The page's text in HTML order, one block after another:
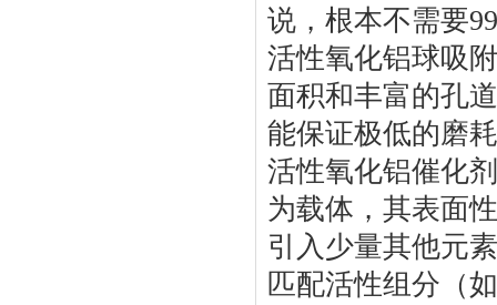
说，根本不需要
活性氧化铝球吸
面积和丰富的孔
能保证极低的磨
活性氧化铝催化
为载体，其表面
引入少量其他元
匹配活性组分（